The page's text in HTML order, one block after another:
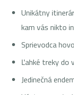
Unikátny
kam vás nikto
Sprievodca
Ľahké treky do
Jedinečná